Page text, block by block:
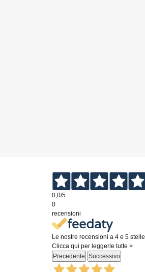
0,0/5
0
recensioni
Le nostre recensioni a 4 e 5 stelle.
Clicca qui per leggerle tutte >
Precedente Successivo